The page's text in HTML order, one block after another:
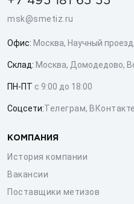
msk@smetiz.ru
Офис: Москва, Научный
Склад: Москва, Домодедово,
ПН-ПТ с 9:00 до 18:00
Соцсети:Телеграм, ВКонтакте
КОМПАНИЯ
История компании
Вакансии
Поставщики метизов